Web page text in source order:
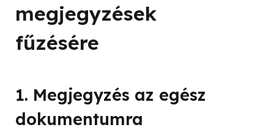
megjegyzések
fűzésére
1. Megjegyzés az egész
dokumentumra